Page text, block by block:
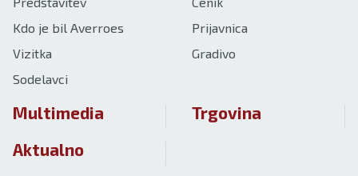
Kdo je bil Averroes
Vizitka
Sodelavci
Prijavnica
Gradivo
Multimedia
Trgovina
Aktualno